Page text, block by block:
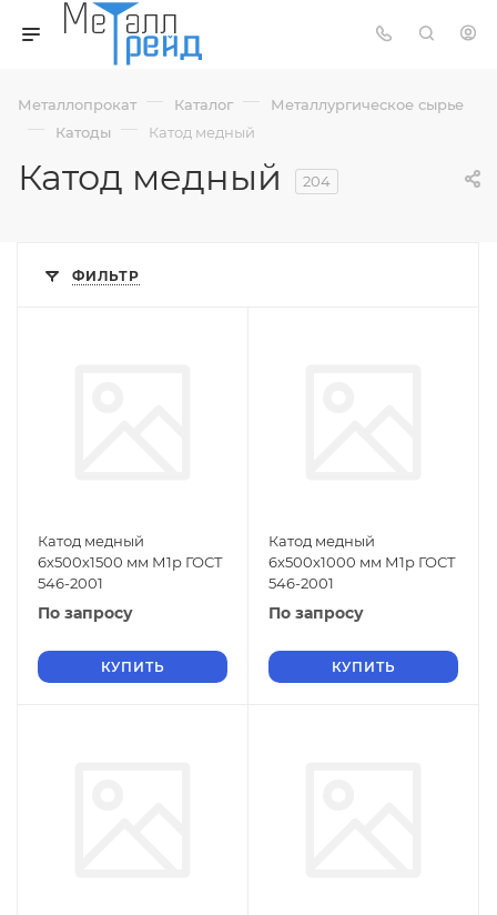
Металлопрокат — Каталог — Металлургическое сырье
— Катоды — Катод медный
Катод медный 204
ФИЛЬТР
Катод медный
6х500х1500 мм М1р ГОСТ
546-2001
По запросу
КУПИТЬ
Катод медный
6х500х1000 мм М1р ГОСТ
546-2001
По запросу
КУПИТЬ